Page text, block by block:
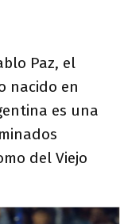
Paz, el
nacido en
es una
del Viejo